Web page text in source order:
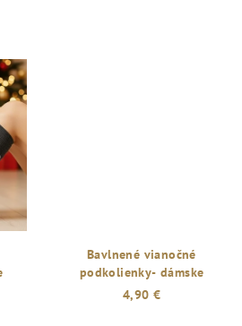
Bavlnené vianočné
podkolienky- dámske
4,90 €